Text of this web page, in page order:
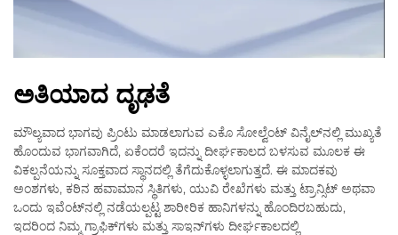
ಅತಿಯಾದ ದೃಢತೆ
ಮೌಲ್ಯವಾದ ಭಾಗವು ಪ್ರಿಂಟು ಮಾಡಲಾಗುವ ಎಕೊ ಸೋಲ್ವೆಂಟ್ ವಿನೈಲ್‌ನಲ್ಲಿ ಮುಖ್ಯತೆ
ಹೊಂದುವ ಭಾಗವಾಗಿದೆ, ಏಕೆಂದರೆ ಇದನ್ನು ದೀರ್ಘಕಾಲದ ಬಳಸುವ ಮೂಲಕ ಈ
ವಿಕಲ್ಪನೆಯನ್ನು ಸೂಕ್ತವಾದ ಸ್ಥಾನದಲ್ಲಿ ತೆಗೆದುಕೊಳ್ಳಲಾಗುತ್ತದೆ. ಈ ಮಾದಕವು
ಅಂಶಗಳು, ಕಠಿನ ಹವಾಮಾನ ಸ್ಥಿತಿಗಳು, ಯುವಿ ರೇಖೆಗಳು ಮತ್ತು ಟ್ರಾನ್ಸಿಟ್ ಅಥವಾ
ಒಂದು ಇವೆಂಟ್‌ನಲ್ಲಿ ನಡೆಯಲ್ಪಟ್ಟ ಶಾರೀರಿಕ ಹಾನಿಗಳನ್ನು ಹೊಂದಿರಬಹುದು,
ಇದರಿಂದ ನಿಮ್ಮ ಗ್ರಾಫಿಕ್‌ಗಳು ಮತ್ತು ಸಾಇನ್‌ಗಳು ದೀರ್ಘಕಾಲದಲ್ಲಿ